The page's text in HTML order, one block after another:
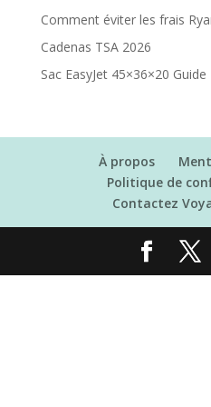
Comment éviter les frais
Cadenas TSA 2026
Sac EasyJet 45×36×20 Guide
À propos
Politique de
Contactez